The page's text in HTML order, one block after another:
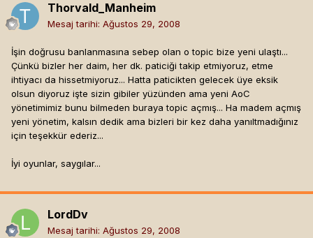
Thorvald_Manheim
Mesaj tarihi: Ağustos 29, 2008
İşin doğrusu banlanmasına sebep olan o topic bize yeni ulaştı...
Çünkü bizler her daim, her dk. paticiği takip etmiyoruz, etme
ihtiyacı da hissetmiyoruz... Hatta paticikten gelecek üye eksik
olsun diyoruz işte sizin gibiler yüzünden ama yeni AoC
yönetimimiz bunu bilmeden buraya topic açmış... Ha madem açmış
yeni yönetim, kalsın dedik ama bizleri bir kez daha yanıltmadığınız
için teşekkür ederiz...
İyi oyunlar, saygılar...
LordDv
Mesaj tarihi: Ağustos 29, 2008